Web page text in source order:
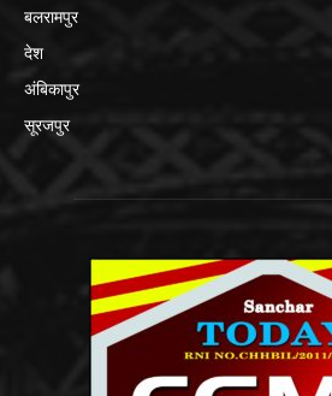
बलरामपुर
देश
अंबिकापुर
सूरजपुर